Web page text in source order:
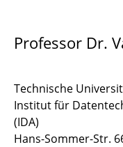
Professor Dr.
Technische
Institut für
(IDA)
Hans-Sommer-Str.